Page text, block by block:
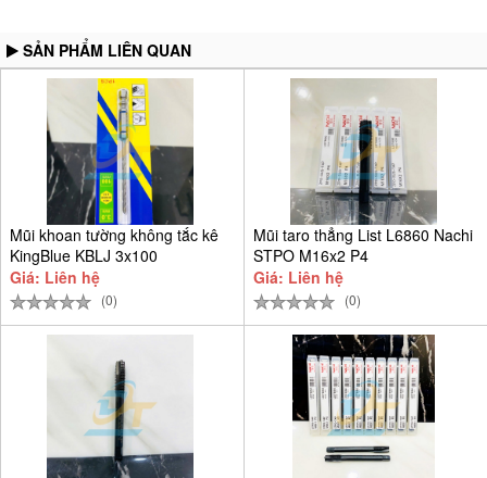
SẢN PHẨM LIÊN QUAN
Mũi khoan tường không tắc kê
KingBlue KBLJ 3x100
Giá: Liên hệ
(0)
Mũi taro thẳng List L6860 Nachi
STPO M16x2 P4
Giá: Liên hệ
(0)